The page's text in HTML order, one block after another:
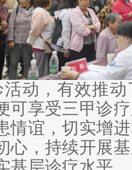
动，有效推
可享受三甲诊
情谊，切实增
心，持续开展